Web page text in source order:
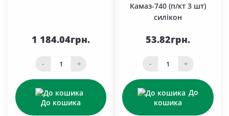
1 184.04грн.
- +
До кошика
Камаз-740 (п/кт 3 шт)
силікон
53.82грн.
- +
До
кошика